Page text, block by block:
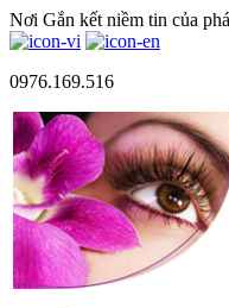
Nơi Gắn kết niềm tin của
0976.169.516